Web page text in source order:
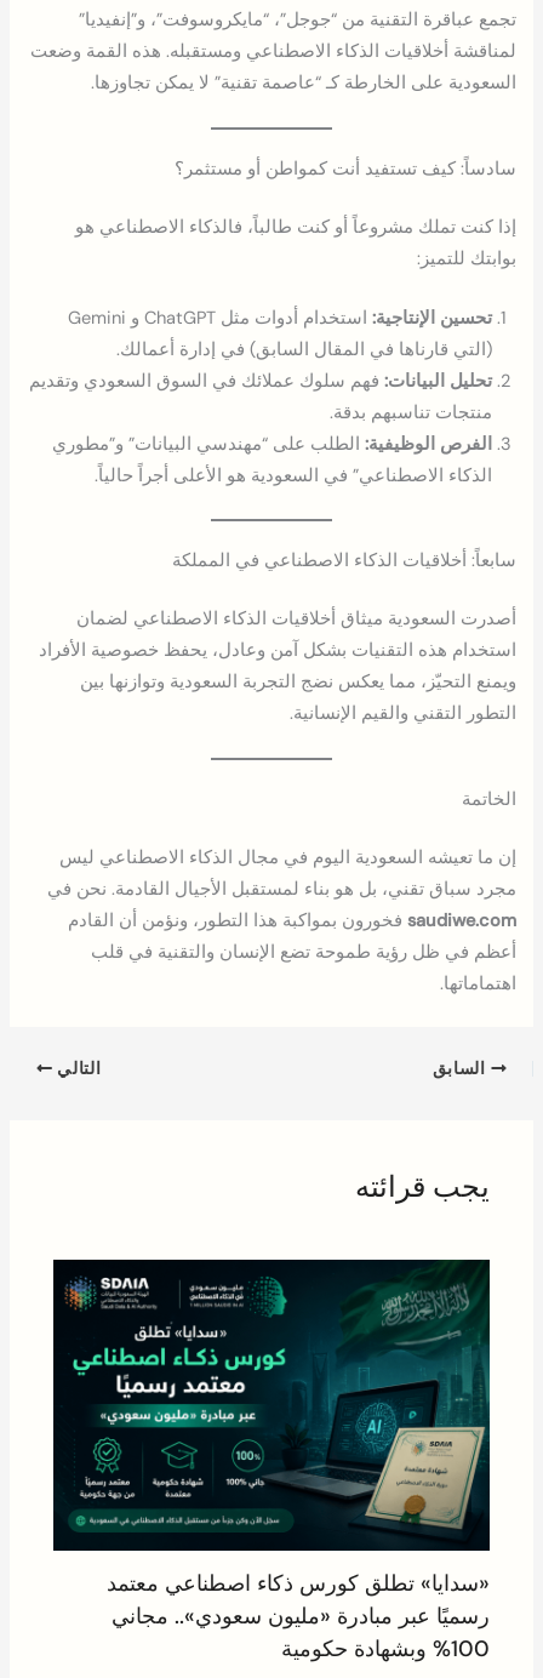
تجمع عباقرة التقنية من “جوجل”، “مايكروسوفت”، و”إنفيديا”
لمناقشة أخلاقيات الذكاء الاصطناعي ومستقبله. هذه القمة وضعت
السعودية على الخارطة كـ “عاصمة تقنية” لا يمكن تجاوزها.
سادساً: كيف تستفيد أنت كمواطن أو مستثمر؟
إذا كنت تملك مشروعاً أو كنت طالباً، فالذكاء الاصطناعي هو
بوابتك للتميز:
تحسين الإنتاجية:
استخدام أدوات مثل ChatGPT و Gemini
(التي قارناها في المقال السابق) في إدارة أعمالك.
تحليل البيانات: فهم سلوك عملائك في السوق السعودي وتقديم
منتجات تناسبهم بدقة.
الفرص الوظيفية: الطلب على “مهندسي البيانات” و”مطوري
الذكاء الاصطناعي” في السعودية هو الأعلى أجراً حالياً.
سابعاً: أخلاقيات الذكاء الاصطناعي في المملكة
أصدرت السعودية ميثاق أخلاقيات الذكاء الاصطناعي لضمان
استخدام هذه التقنيات بشكل آمن وعادل، يحفظ خصوصية الأفراد
ويمنع التحيّز، مما يعكس نضج التجربة السعودية وتوازنها بين
التطور التقني والقيم الإنسانية.
الخاتمة
إن ما تعيشه السعودية اليوم في مجال الذكاء الاصطناعي ليس
مجرد سباق تقني، بل هو بناء لمستقبل الأجيال القادمة. نحن في
saudiwe.com فخورون بمواكبة هذا التطور، ونؤمن أن القادم
أعظم في ظل رؤية طموحة تضع الإنسان والتقنية في قلب
اهتماماتها.
السابق التالي
يجب قرائته
«سدايا» تطلق كورس ذكاء اصطناعي معتمد
رسميًا عبر مبادرة «مليون سعودي».. مجاني
100% وبشهادة حكومية